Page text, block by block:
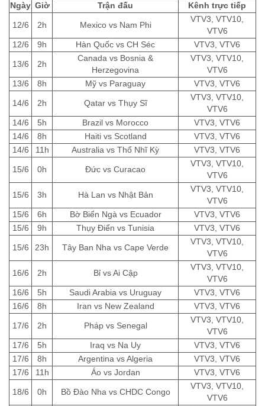
Ngày Giờ Trận đấu Kênh trực tiếp
12/6 2h Mexico vs Nam Phi
VTV3, VTV10,
VTV6
12/6
9h Hàn Quốc vs CH Séc VTV3, VTV6
13/6 2h
Canada vs Bosnia &
Herzegovina
VTV3, VTV10,
VTV6
13/6
8h Mỹ vs Paraguay VTV3, VTV6
14/6 2h Qatar vs Thụy Sĩ
VTV3, VTV10,
VTV6
14/6
5h Brazil vs Morocco
VTV3, VTV6
14/6
8h Haiti vs Scotland
VTV3, VTV6
14/6
11h Australia vs Thổ Nhĩ Kỳ VTV3, VTV6
15/6 0h Đức vs Curacao
VTV3, VTV10,
VTV6
15/6 3h Hà Lan vs Nhật Bản
VTV3, VTV10,
VTV6
15/6
6h Bờ Biển Ngà vs Ecuador
VTV3, VTV6
15/6
9h Thụy Điển vs Tunisia VTV3, VTV6
15/6 23h Tây Ban Nha vs Cape Verde
VTV3, VTV10,
VTV6
16/6 2h Bỉ vs Ai Cập
VTV3, VTV10,
VTV6
16/6
5h Saudi Arabia vs Uruguay
VTV3, VTV6
16/6
8h Iran vs New Zealand VTV3, VTV6
17/6 2h Pháp vs Senegal
VTV3, VTV10,
VTV6
17/6
5h Iraq vs Na Uy
VTV3, VTV6
17/6
8h Argentina vs Algeria
VTV3, VTV6
17/6
11h Áo vs Jordan VTV3, VTV6
18/6 0h Bồ Đào Nha vs CHDC Congo
VTV3, VTV10,
VTV6